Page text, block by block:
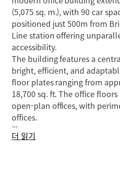
(5,075 sq. m.), with 90 car
positioned just 500m from
Line station offering
accessibility.
The building features a
bright, efficient, and
floor plates ranging from
18,700 sq. ft. The office
open-plan offices, with
offices.
...
더 읽기